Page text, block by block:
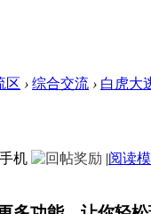
区 › 综合交流 › 白虎大
机 |阅读